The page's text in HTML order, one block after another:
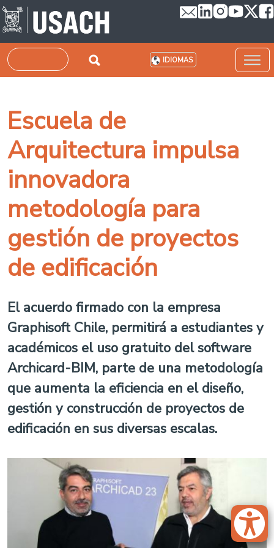
Pasar al contenido principal
Buscar IDIOMAS
Escuela de
Arquitectura impulsa
innovadora
metodología para
gestión de proyectos
de edificación
El acuerdo firmado con la empresa
Graphisoft Chile, permitirá a estudiantes y
académicos el uso gratuito del software
Archicard-BIM, parte de una metodología
que aumenta la eficiencia en el diseño,
gestión y construcción de proyectos de
edificación en sus diversas escalas.